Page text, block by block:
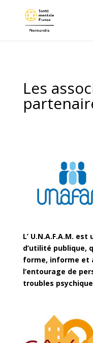
Les
L’ U.N.A.F.A.M.
d’utilité publique,
forme, informe et
l’entourage de
troubles